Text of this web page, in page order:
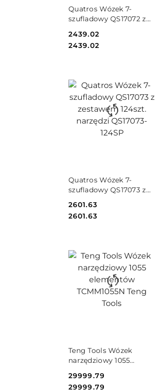
Quatros Wózek 7-
szufladowy QS17072 z
narzędzi QS17072-124SP
Cena:
2439.02
Cena:
2439.02
DO KOSZYKA
Quatros Wózek 7-
szufladowy QS17073 z
narzędzi QS17073-124SP
Cena:
2601.63
Cena:
2601.63
DO KOSZYKA
Teng Tools Wózek
narzędziowy 1055
Teng Tools
Cena:
29999.79
Cena:
29999.79
DO KOSZYKA